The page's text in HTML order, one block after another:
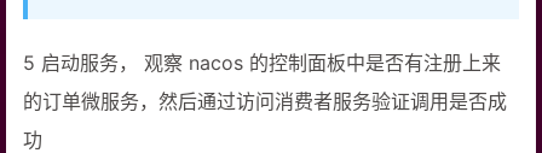
18
19
20
String url =
5 启动服务， 观察 nacos 的控制面板中是否有注册上来
的订单微服务，然后通过访问消费者服务验证调用是否成
功